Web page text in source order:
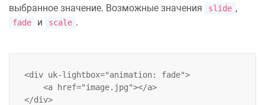
выбранное значение. Возможные значения slide ,
fade и scale .
<div uk-lightbox="animation: fade">
    <a href="image.jpg"></a>